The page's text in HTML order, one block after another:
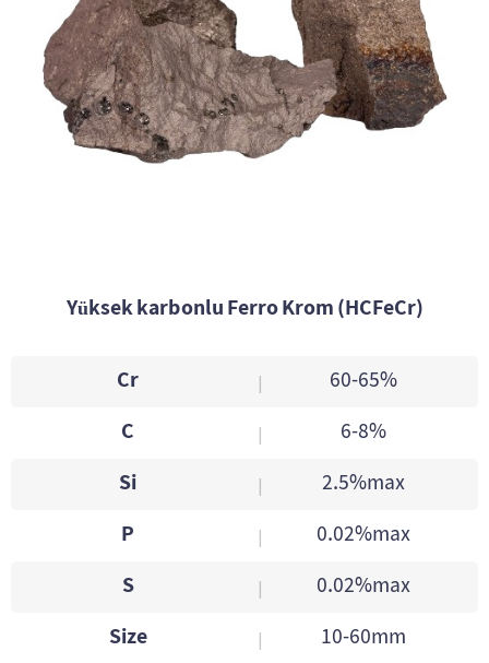
Yüksek karbonlu Ferro Krom (HCFeCr)
Cr |
60-65%
C
|
6-8%
Si
|
2.5%max
P
|
0.02%max
S
|
0.02%max
Size
| 10-60mm